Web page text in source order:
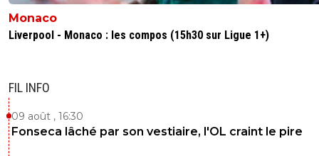
Monaco
Liverpool - Monaco : les compos (15h30 sur Ligue 1+)
FIL INFO
09 août , 16:30
Fonseca lâché par son vestiaire, l'OL craint le pire